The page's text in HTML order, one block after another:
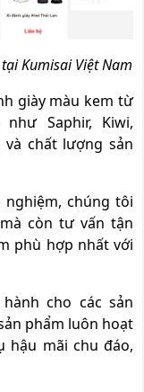
Kumisai Việt Nam
giày màu kem từ
Saphir, Kiwi,
chất lượng sản
chúng tôi
còn tư vấn tận
phù hợp nhất với
cho các sản
phẩm luôn hoạt
hậu mãi chu đáo,